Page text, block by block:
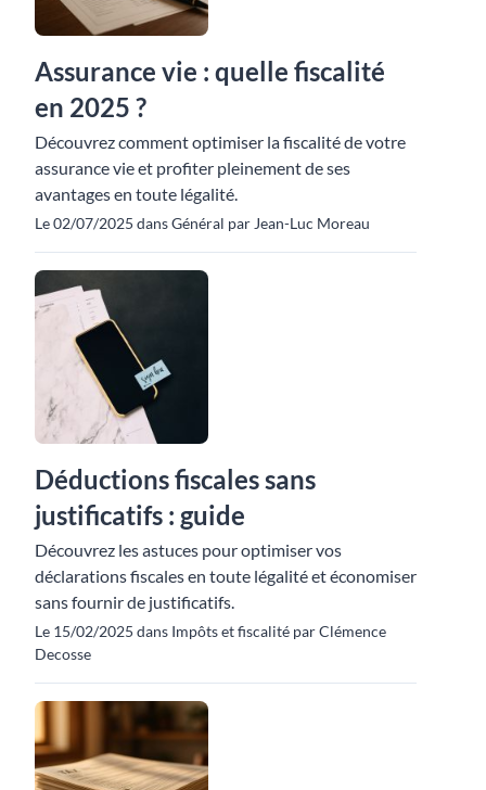
Assurance vie : quelle fiscalité
en 2025 ?
Découvrez comment optimiser la fiscalité de votre
assurance vie et profiter pleinement de ses
avantages en toute légalité.
Le 02/07/2025 dans Général par Jean-Luc Moreau
Déductions fiscales sans
justificatifs : guide
Découvrez les astuces pour optimiser vos
déclarations fiscales en toute légalité et économiser
sans fournir de justificatifs.
Le 15/02/2025 dans Impôts et fiscalité par Clémence
Decosse